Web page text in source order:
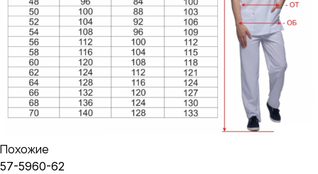
Похожие
57-5960-62